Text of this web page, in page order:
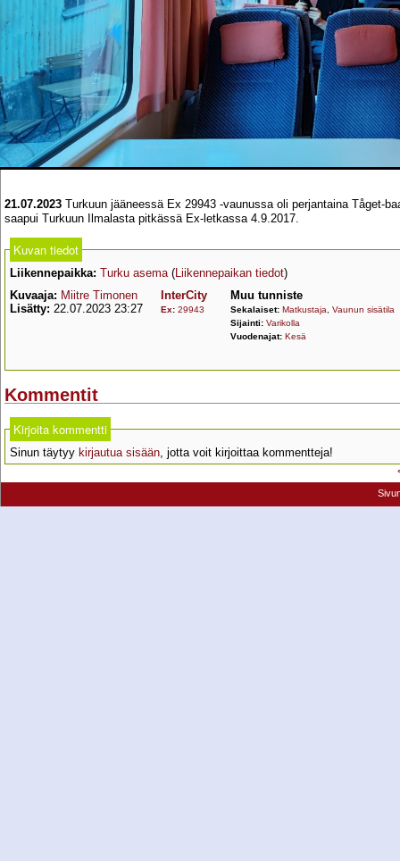
21.07.2023 Turkuun jääneessä Ex 29943 -vaunussa oli perjantaina Tåget-
saapui Turkuun Ilmalasta pitkässä Ex-letkassa 4.9.2017.
Kuvan tiedot
Liikennepaikka: Turku asema(Liikennepaikan tiedot)
Kuvaaja: Miitre Timonen
Lisätty: 22.07.2023 23:27
InterCity
Ex: 29943
Muu tunniste
Sekalaiset: Matkustaja, Vaunun sisätila
Sijainti: Varikolla
Vuodenajat: Kesä
Kommentit
Kirjoita kommentti
Sinun täytyy kirjautua sisään, jotta voit kirjoittaa kommentteja!